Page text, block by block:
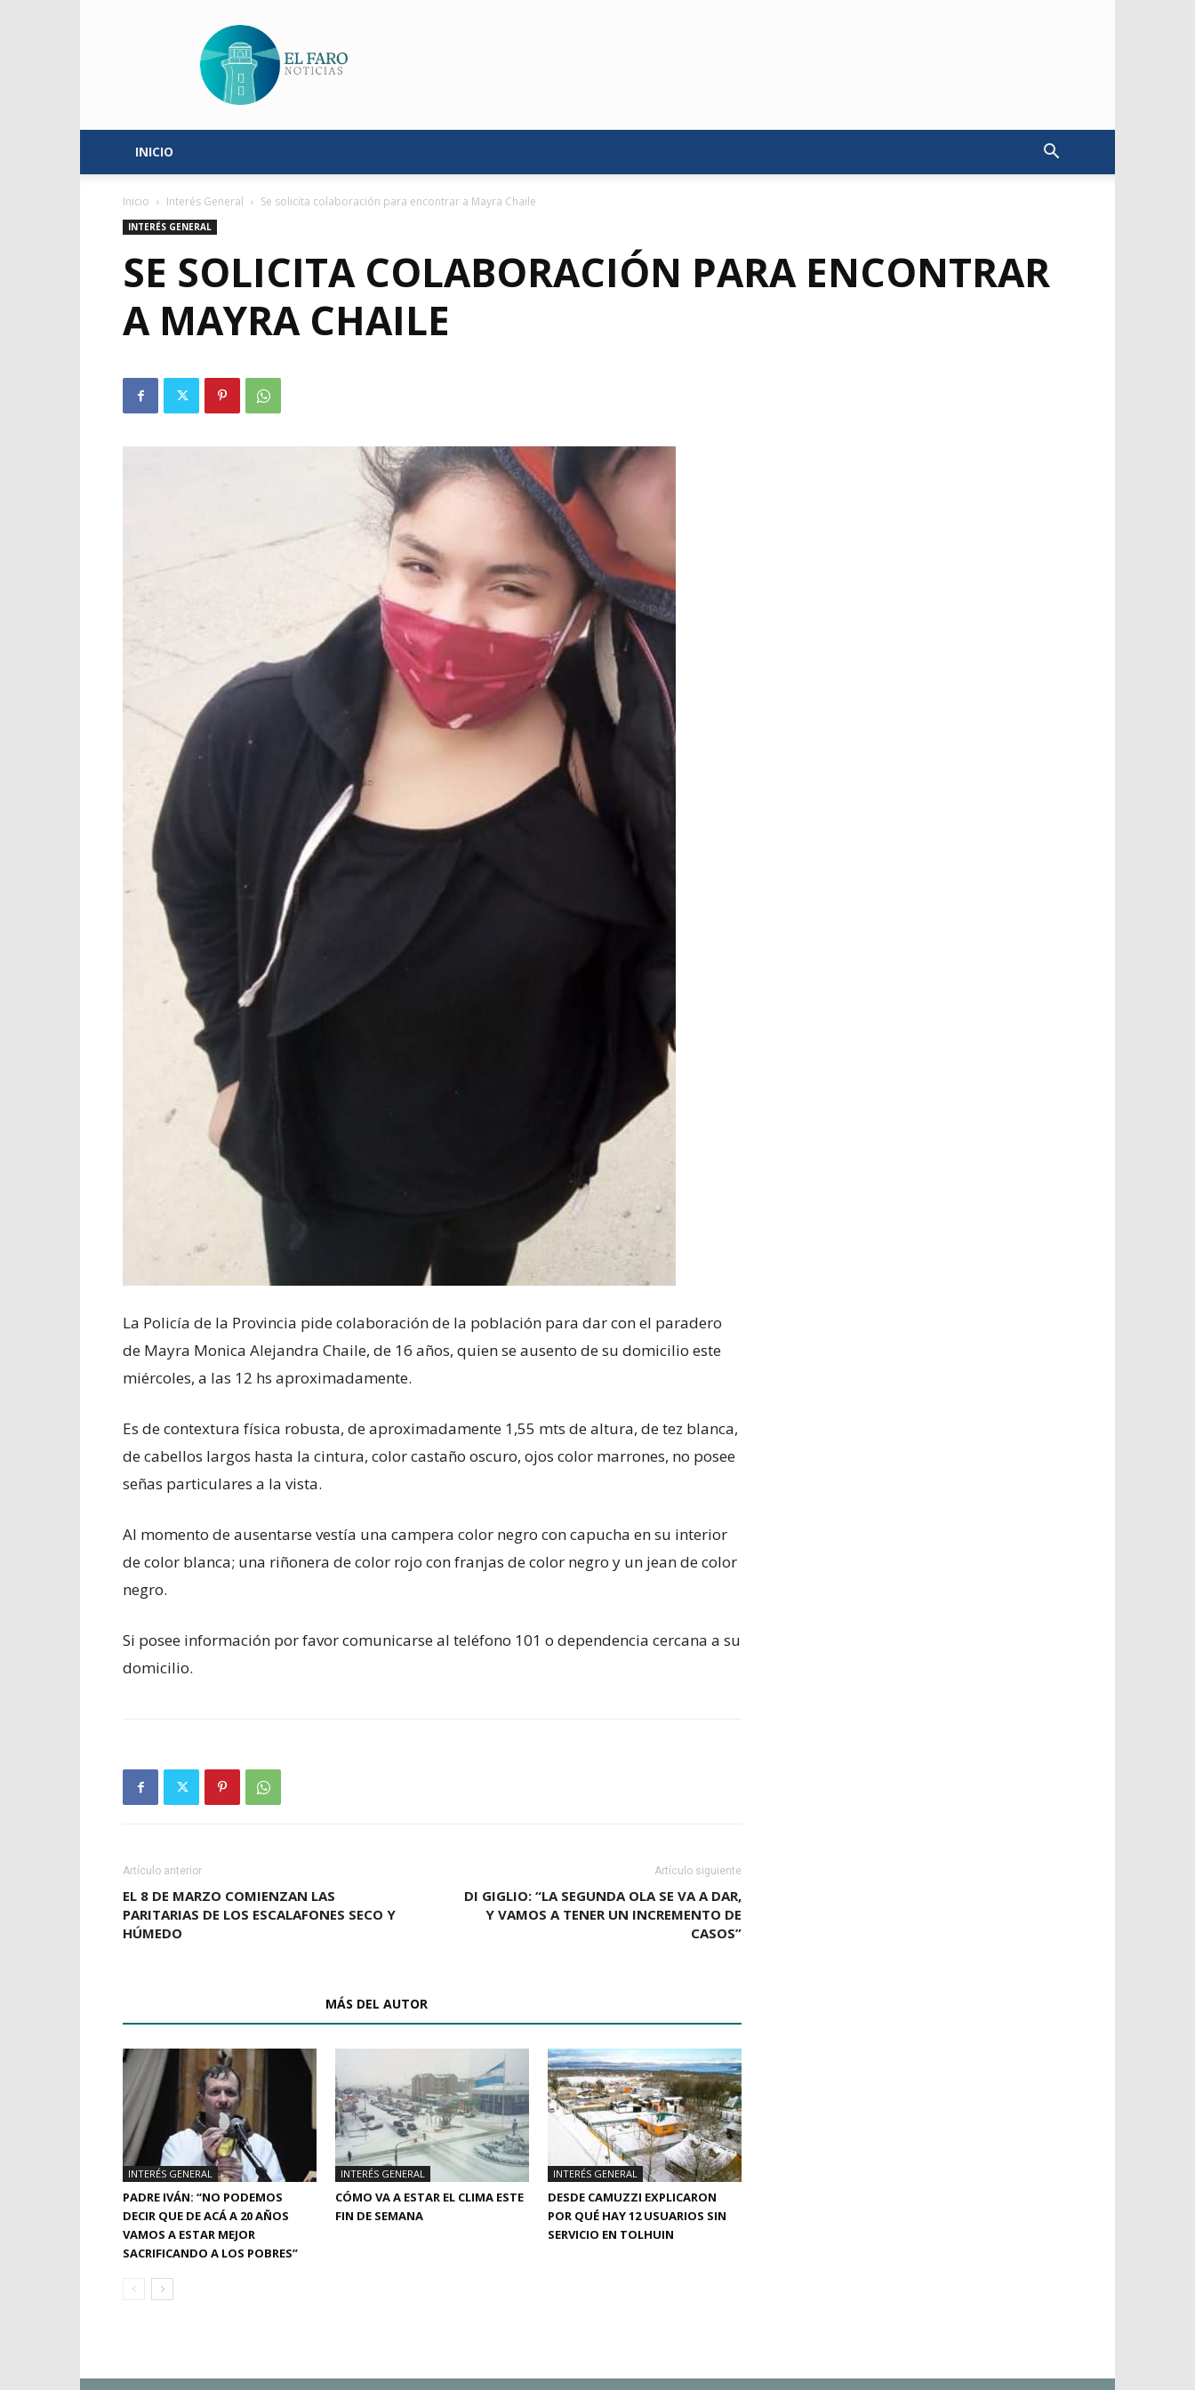
Faro
Noticias
INICIO
Inicio Interés General Se solicita colaboración para encontrar a Mayra Chaile
INTERÉS GENERAL
SE SOLICITA COLABORACIÓN PARA ENCONTRAR
A MAYRA CHAILE
La Policía de la Provincia pide colaboración de la población para dar con el paradero
de Mayra Monica Alejandra Chaile, de 16 años, quien se ausento de su domicilio este
miércoles, a las 12 hs aproximadamente.
Es de contextura física robusta, de aproximadamente 1,55 mts de altura, de tez blanca,
de cabellos largos hasta la cintura, color castaño oscuro, ojos color marrones, no posee
señas particulares a la vista.
Al momento de ausentarse vestía una campera color negro con capucha en su interior
de color blanca; una riñonera de color rojo con franjas de color negro y un jean de color
negro.
Si posee información por favor comunicarse al teléfono 101 o dependencia cercana a su
domicilio.
Artículo anterior
EL 8 DE MARZO COMIENZAN LAS
PARITARIAS DE LOS ESCALAFONES SECO Y
HÚMEDO
Artículo siguiente
DI GIGLIO: “LA SEGUNDA OLA SE VA A DAR,
Y VAMOS A TENER UN INCREMENTO DE
CASOS”
MÁS DEL AUTOR
INTERÉS GENERAL
PADRE IVÁN: “NO PODEMOS
DECIR QUE DE ACÁ A 20 AÑOS
VAMOS A ESTAR MEJOR
SACRIFICANDO A LOS POBRES”
INTERÉS GENERAL
CÓMO VA A ESTAR EL CLIMA ESTE
FIN DE SEMANA
INTERÉS GENERAL
DESDE CAMUZZI EXPLICARON
POR QUÉ HAY 12 USUARIOS SIN
SERVICIO EN TOLHUIN